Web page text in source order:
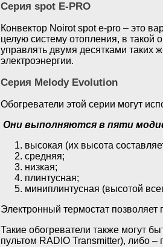
Серия spot E-PRO
Конвектор Noirot spot e-pro – это
целую систему отопления, в такой
управлять двумя десятками таких
электроэнергии.
Серия Melody Evolution
Обогреватели этой серии могут
Они выполняются в пяти
высокая (их высота
средняя;
низкая;
плинтусная;
миниплинтусная (высотой
Электронный термостат позволяет
Такие обогреватели также могут
пультом RADIO Transmitter), либо